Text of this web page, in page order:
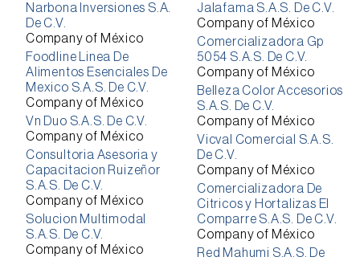
Narbona Inversiones S.A.
De C.V.
Company of México
Foodline Linea De
Alimentos Esenciales De
Mexico S.A.S. De C.V.
Company of México
Vn Duo S.A.S. De C.V.
Company of México
Consultoria Asesoria y
Capacitacion Ruizeñor
S.A.S. De C.V.
Company of México
Solucion Multimodal
S.A.S. De C.V.
Company of México
Jalafama S.A.S. De C.V.
Company of México
Comercializadora Gp
5054 S.A.S. De C.V.
Company of México
Belleza Color Accesorios
S.A.S. De C.V.
Company of México
Vicval Comercial S.A.S.
De C.V.
Company of México
Comercializadora De
Citricos y Hortalizas El
Comparre S.A.S. De C.V.
Company of México
Red Mahumi S.A.S. De